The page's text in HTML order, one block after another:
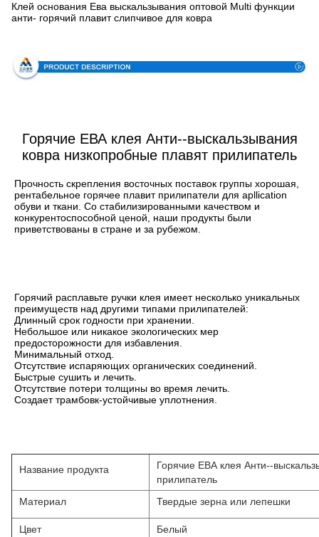
Клей основания Ева выскальзывания оптовой Multi функции
анти- горячий плавит слипчивое для ковра
Горячие ЕВА клея Анти--выскальзывания
ковра низкопробные плавят прилипатель
Прочность скрепления восточных поставок группы хорошая,
рентабельное горячее плавит прилипатели для apllication
обуви и ткани. Со стабилизированными качеством и
конкурентоспособной ценой, наши продукты были
приветствованы в стране и за рубежом.
Горячий расплавьте ручки клея имеет несколько уникальных
преимуществ над другими типами прилипателей:
Длинный срок годности при хранении.
Небольшое или никакое экологических мер
предосторожности для избавления.
Минимальный отход.
Отсутствие испаряющих органических соединений.
Быстрые сушить и лечить.
Отсутствие потери толщины во время лечить.
Создает трамбовк-устойчивые уплотнения.
Название продукта
Горячие ЕВА клея Анти--
прилипатель
Материал
Твердые зерна или лепешки
Цвет Белый